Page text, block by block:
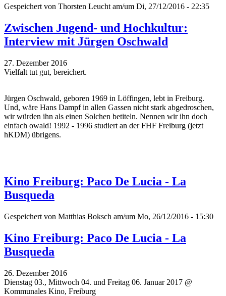
Gespeichert von Thorsten Leucht am/um Di, 27/12/2016 - 22:35
Zwischen Jugend- und Hochkultur:
Interview mit Jürgen Oschwald
27. Dezember 2016
Vielfalt tut gut, bereichert.
Jürgen Oschwald, geboren 1969 in Löffingen, lebt in Freiburg.
Und, wäre Hans Dampf in allen Gassen nicht stark abgedroschen,
wir würden ihn als einen Solchen betiteln. Nennen wir ihn doch
einfach owald! 1992 - 1996 studiert an der FHF Freiburg (jetzt
hKDM) übrigens.
Kino Freiburg: Paco De Lucia - La
Busqueda
Gespeichert von Matthias Boksch am/um Mo, 26/12/2016 - 15:30
Kino Freiburg: Paco De Lucia - La
Busqueda
26. Dezember 2016
Dienstag 03., Mittwoch 04. und Freitag 06. Januar 2017 @
Kommunales Kino, Freiburg